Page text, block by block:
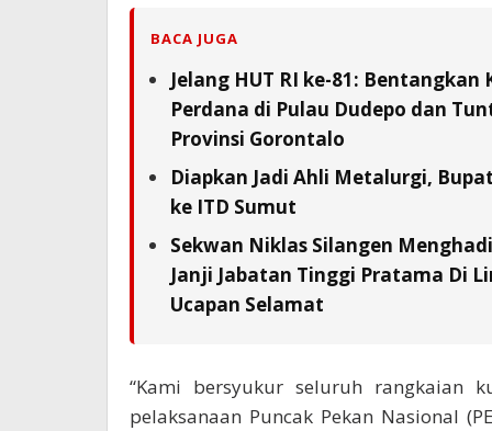
BACA JUGA
Jelang HUT RI ke-81:
Perdana di Pulau Dudepo dan
Provinsi Gorontalo
Diapkan Jadi Ahli Metalurgi,
ke ITD Sumut
Sekwan Niklas Silangen
Janji Jabatan Tinggi Pratama Di
Ucapan Selamat
“Kami bersyukur seluruh rangkaian
pelaksanaan Puncak Pekan Nasional